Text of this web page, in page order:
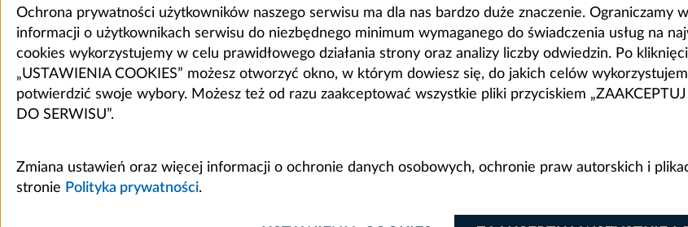
Ochrona prywatności użytkowników naszego serwisu ma dla nas bardzo duże znaczenie. Ograniczamy
informacji o użytkownikach serwisu do niezbędnego minimum wymaganego do świadczenia usług na
cookies wykorzystujemy w celu prawidłowego działania strony oraz analizy liczby odwiedzin. Po
„USTAWIENIA COOKIES” możesz otworzyć okno, w którym dowiesz się, do jakich celów
potwierdzić swoje wybory. Możesz też od razu zaakceptować wszystkie pliki przyciskiem
DO SERWISU”.
Zmiana ustawień oraz więcej informacji o ochronie danych osobowych, ochronie praw autorskich i
stronie Polityka prywatności.